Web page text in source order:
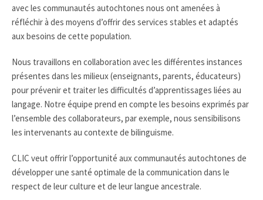
avec les communautés autochtones nous ont amenées à
réfléchir à des moyens d’offrir des services stables et adaptés
aux besoins de cette population.
Nous travaillons en collaboration avec les différentes instances
présentes dans les milieux (enseignants, parents, éducateurs)
pour prévenir et traiter les difficultés d’apprentissages liées au
langage. Notre équipe prend en compte les besoins exprimés par
l’ensemble des collaborateurs, par exemple, nous sensibilisons
les intervenants au contexte de bilinguisme.
CLIC veut offrir l’opportunité aux communautés autochtones de
développer une santé optimale de la communication dans le
respect de leur culture et de leur langue ancestrale.